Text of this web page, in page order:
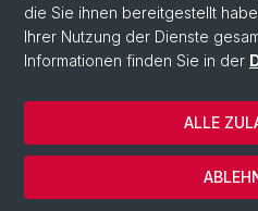
© Universität Basel
Philosophisch-Historische
Sprach- und
Home
Datenschutzerklärung
die Sie ihnen bereitgestellt
Ihrer Nutzung der Dienste
Informationen finden Sie in der
ALLE